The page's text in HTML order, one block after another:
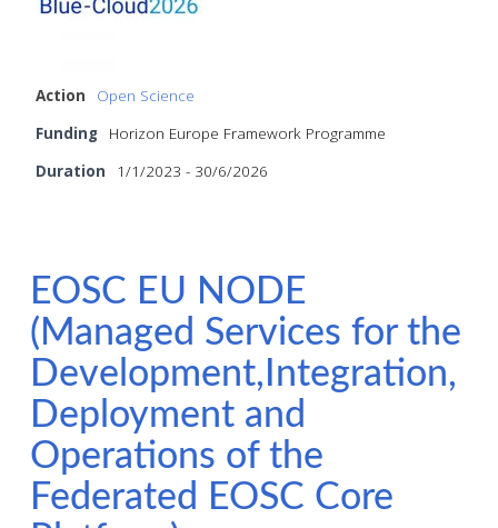
Action
Open Science
Funding
Horizon Europe Framework Programme
Duration
1/1/2023 - 30/6/2026
EOSC EU NODE
(Managed Services for the
Development,Integration,
Deployment and
Operations of the
Federated EOSC Core